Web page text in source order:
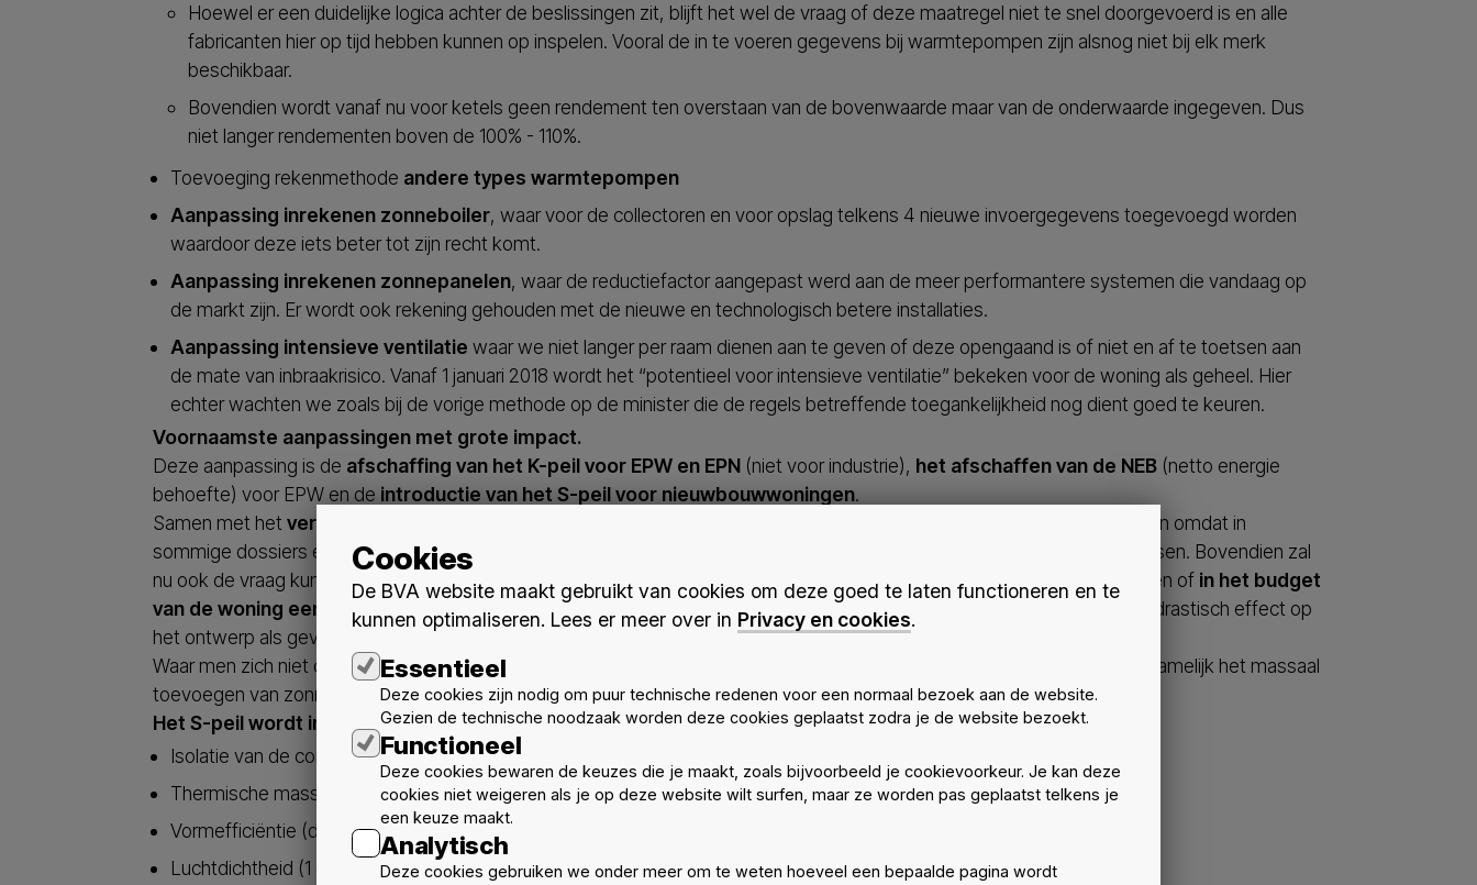
Cookies
De BVA website maakt gebruikt van cookies om deze goed te laten functioneren en te
kunnen optimaliseren. Lees er meer over in Privacy en cookies.
Essentieel
Deze cookies zijn nodig om puur technische redenen voor een normaal bezoek aan de website.
Gezien de technische noodzaak worden deze cookies geplaatst zodra je de website bezoekt.
Functioneel
Deze cookies bewaren de keuzes die je maakt, zoals bijvoorbeeld je cookievoorkeur. Je kan deze
cookies niet weigeren als je op deze website wilt surfen, maar ze worden pas geplaatst telkens je
een keuze maakt.
Analytisch
Deze cookies gebruiken we onder meer om te weten hoeveel een bepaalde pagina wordt
Hoewel er een duidelijke logica achter de beslissingen zit, blijft het wel de vraag of deze maatregel niet te snel doorgevoerd is en alle
fabricanten hier op tijd hebben kunnen op inspelen. Vooral de in te voeren gegevens bij warmtepompen zijn alsnog niet bij elk merk
beschikbaar.
Bovendien wordt vanaf nu voor ketels geen rendement ten overstaan van de bovenwaarde maar van de onderwaarde ingegeven. Dus
niet langer rendementen boven de 100% - 110%.
Toevoeging rekenmethode andere types warmtepompen
Aanpassing inrekenen zonneboiler, waar voor de collectoren en voor opslag telkens 4 nieuwe invoergegevens toegevoegd worden
waardoor deze iets beter tot zijn recht komt.
Aanpassing inrekenen zonnepanelen, waar de reductiefactor aangepast werd aan de meer performantere systemen die vandaag op
de markt zijn. Er wordt ook rekening gehouden met de nieuwe en technologisch betere installaties.
Aanpassing intensieve ventilatie waar we niet langer per raam dienen aan te geven of deze opengaand is of niet en af te toetsen aan
de mate van inbraakrisico. Vanaf 1 januari 2018 wordt het “potentieel voor intensieve ventilatie” bekeken voor de woning als geheel. Hier
echter wachten we zoals bij de vorige methode op de minister die de regels betreffende toegankelijkheid nog dient goed te keuren.
Voornaamste aanpassingen met grote impact.
Deze aanpassing is de afschaffing van het K-peil voor EPW en EPN(niet voor industrie), het afschaffen van de NEB(netto energie
behoefte) voor EPW en de introductie van het S-peil voor nieuwbouwwoningen.
Samen met het verlagen van het E-peil
zijn dit maatregelen die de werkwijze van architecten drastisch zullen veranderen omdat in
sommige dossiers er een nauwere samenwerking met de EPB-verslaggever zal moeten komen om te voldoen aan de eisen. Bovendien zal
nu ook de vraag kunnen gesteld worden of men voor sommige dossiers absoluut aan de eis van S-peil zal moeten voldoen ofin het budget
van de woning een extra stelpost “boete EPB”
zal willen voorzien. Want voor een aantal woningen zal het S-peil een drastisch effect op
het ontwerp als gevolg kunnen hebben.
Waar men zich niet op mag in vergissen is wat al eens de makkelijkheidsoplossing was voor het verlagen van het E-peil, namelijk het massaal
toevoegen van zonnepanelen. Dit heeft geen effect op het S-peil.
Het S-peil wordt immers bepaald door:
Isolatie van de constructie (inclusief bouwknopen
Thermische massa (opgelet met houtskeletbouw)
Vormefficiëntie (de perfectie is een bolvorm)
Luchtdichtheid (1 eenheid lager levert 1 S-peilpunt op)